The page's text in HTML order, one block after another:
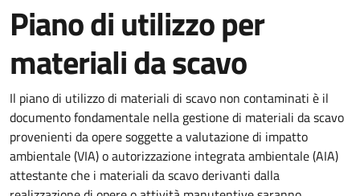
Piano di utilizzo per
materiali da scavo
Il piano di utilizzo di materiali di scavo non contaminati è il
documento fondamentale nella gestione di materiali da scavo
provenienti da opere soggette a valutazione di impatto
ambientale (VIA) o autorizzazione integrata ambientale (AIA)
attestante che i materiali da scavo derivanti dalla